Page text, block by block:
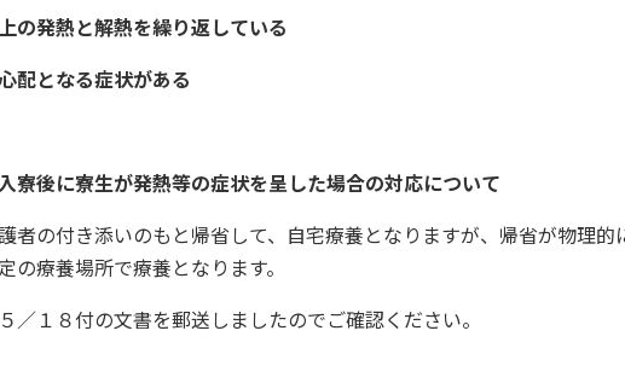
の発熱と解熱を繰り返している
配となる症状がある
寮後に寮生が発熱等の症状を呈した場合の対応について
者の付き添いのもと帰省して、自宅療養となりますが、帰省が物理的
の療養場所で療養となります。
／１８付の文書を郵送しましたのでご確認ください。